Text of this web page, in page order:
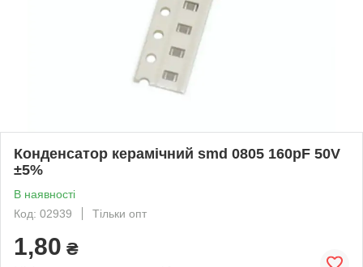
Конденсатор керамічний smd 0805 160pF 50V
±5%
В наявності
Код: 02939
Тільки опт
1,80 ₴